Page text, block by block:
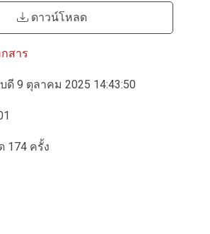
ดาวน์โหลด
กสาร
ดี 9 ตุลาคม 2025 14:43:50
174 ครั้ง